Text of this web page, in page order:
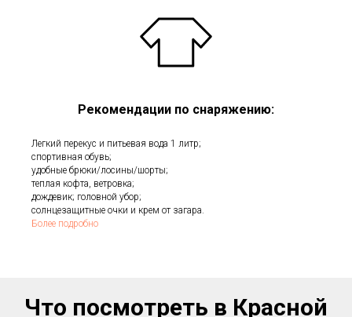
Рекомендации по снаряжению:
Легкий перекус и питьевая вода 1 литр;
спортивная обувь;
удобные брюки/лосины/шорты;
теплая кофта, ветровка;
дождевик; головной убор;
солнцезащитные очки и крем от загара.
Более подробно
Что посмотреть в Красной